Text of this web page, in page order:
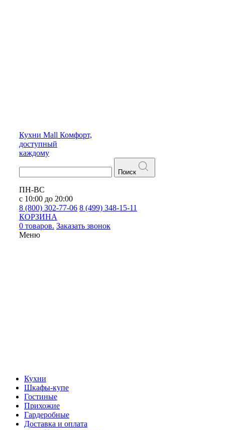
Кухни Mall Комфорт,
доступный
каждому
Поиск
ПН-ВС
с 10:00 до 20:00
8 (800) 302-77-06 8 (499) 348-15-11
КОРЗИНА
0 товаров. Заказать звонок
Меню
Кухни
Шкафы-купе
Гостиные
Прихожие
Гардеробные
Доставка и оплата